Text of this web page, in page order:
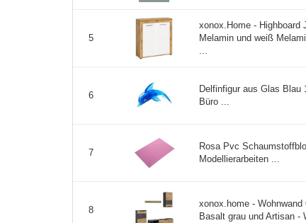
5
xonox.Home - Highboard
Melamin und weiß
...
6
Delfinfigur aus Glas
Büro ...
7
Rosa Pvc
Modellierarbeiten ...
8
xonox.home -
Basalt grau und Artisan -